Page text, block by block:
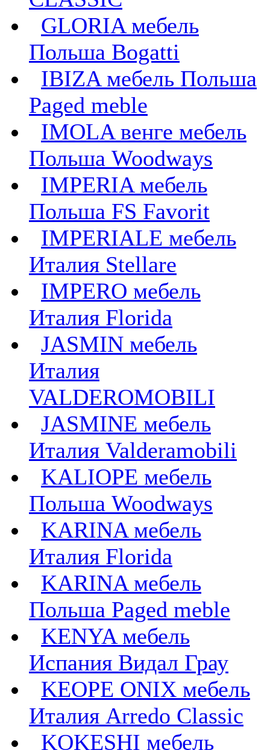
GLORIA мебель
Польша Bogatti
IBIZA мебель Польша
Paged meble
IMOLA венге мебель
Польша Woodways
IMPERIA мебель
Польша FS Favorit
IMPERIALE мебель
Италия Stellare
IMPERO мебель
Италия Florida
JASMIN мебель
Италия
VALDEROMOBILI
JASMINE мебель
Италия Valderamobili
KALIOPE мебель
Польша Woodways
KARINA мебель
Италия Florida
KARINA мебель
Польша Paged meble
KENYA мебель
Испания Видал Грау
KEOPE ONIX мебель
Италия Arredo Classic
KOKESHI мебель